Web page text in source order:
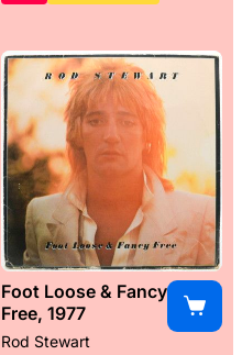
Foot Loose & Fancy
Free, 1977
Rod Stewart